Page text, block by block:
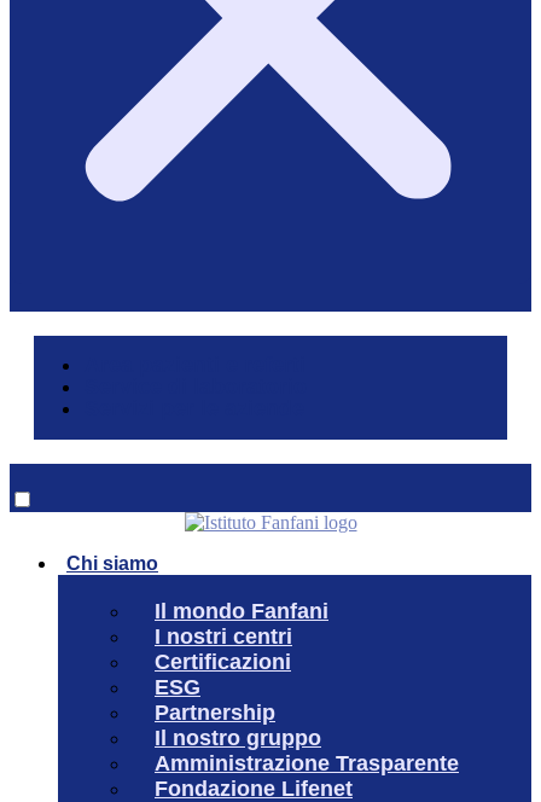
Chi siamo
Il mondo Fanfani
I nostri centri
Certificazioni
ESG
Partnership
Il nostro gruppo
Amministrazione Trasparente
Fondazione Lifenet